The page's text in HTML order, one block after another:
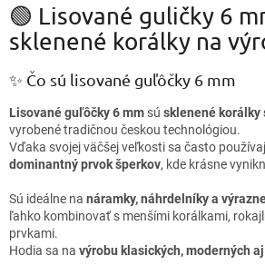
🟢 Lisované guličky 6
sklenené korálky na
✨ Čo sú lisované guľôčky 6 mm
Lisované guľôčky 6 mm sú sklenené korálky
vyrobené tradičnou českou technológiou.
Vďaka svojej väčšej veľkosti sa často
dominantný prvok šperkov, kde krásne
Sú ideálne na náramky, náhrdelníky a
ľahko kombinovať s menšími korálkami,
prvkami.
Hodia sa na výrobu klasických, moderných